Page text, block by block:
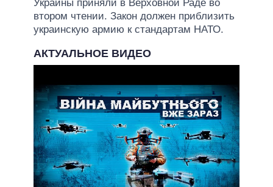
Украины приняли в Верховной Раде во
втором чтении. Закон должен приблизить
украинскую армию к стандартам НАТО.
АКТУАЛЬНОЕ ВИДЕО